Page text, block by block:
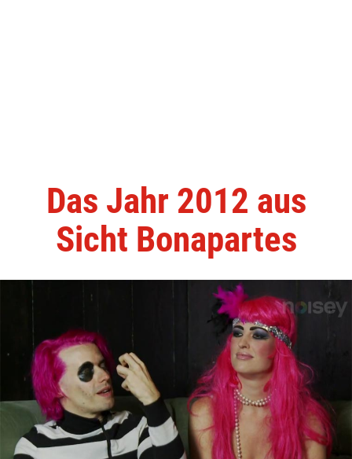
Das Jahr 2012 aus
Sicht Bonapartes